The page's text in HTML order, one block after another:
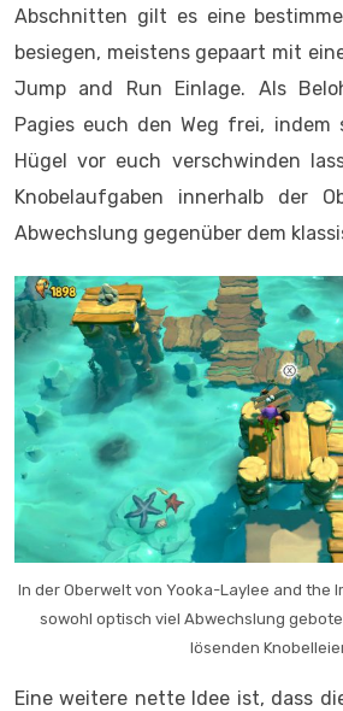
Abschnitten gilt es eine
besiegen, meistens gepaart mit
Jump and Run Einlage. Als
Pagies euch den Weg frei, indem
Hügel vor euch verschwinden
Knobelaufgaben innerhalb der
Abwechslung gegenüber dem
In der Oberwelt von Yooka-Laylee and the
sowohl optisch viel Abwechslung
lösenden
Eine weitere nette Idee ist, dass